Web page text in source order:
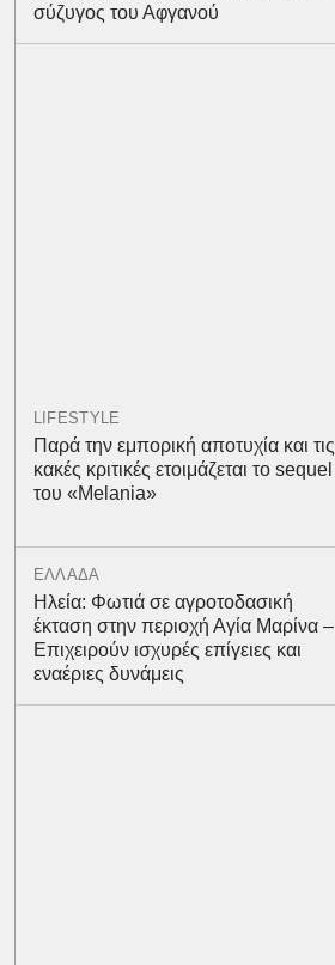
σύζυγος του Αφγανού
LIFESTYLE
Παρά την εμπορική αποτυχία και τις
κακές κριτικές ετοιμάζεται το sequel
του «Melania»
ΕΛΛΑΔΑ
Ηλεία: Φωτιά σε αγροτοδασική
έκταση στην περιοχή Αγία Μαρίνα –
Επιχειρούν ισχυρές επίγειες και
εναέριες δυνάμεις